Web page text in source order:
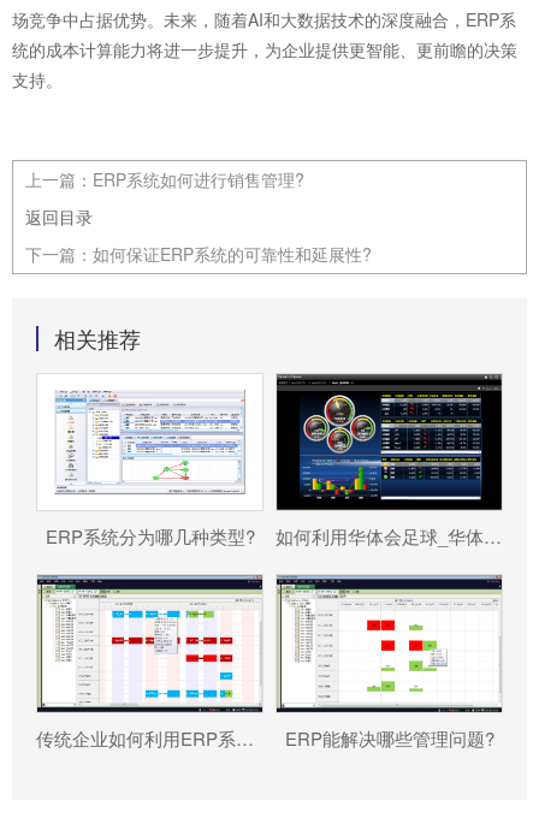
场竞争中占据优势。未来，随着AI和大数据技术的深度融合，ERP系
统的成本计算能力将进一步提升，为企业提供更智能、更前瞻的决策
支持。
上一篇： ERP系统如何进行销售管理?
返回目录
下一篇： 如何保证ERP系统的可靠性和延展性?
相关推荐
ERP系统分为哪几种类型? 如何利用华体会足球_华体会（中国） 帮助企业更好地规避风险?
传统企业如何利用ERP系统重塑竞争力? ERP能解决哪些管理问题?